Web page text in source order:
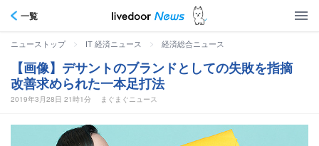
一覧
ニューストップ > IT 経済ニュース > 経済総合ニュース
【画像】デサントのブランドとしての失敗を指摘
改善求められた一本足打法
2019年3月28日 21時1分 まぐまぐニュース